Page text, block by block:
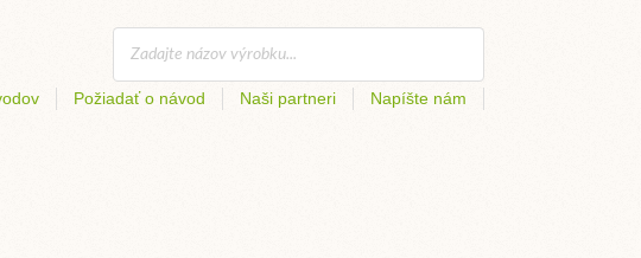
Požiadať o návod Naši partneri Napíšte nám